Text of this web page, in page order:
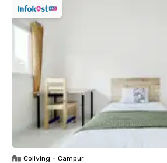
Coliving • Campur